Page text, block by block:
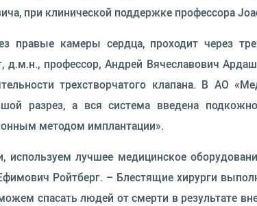
при клинической поддержке профессора
правые камеры сердца, проходит через
д.м.н., профессор, Андрей Вячеславович
трехстворчатого клапана. В АО
разрез, а вся система введена
методом имплантации».
лучшее медицинское
Ройтберг. – Блестящие хирурги
спасать людей от смерти в результате